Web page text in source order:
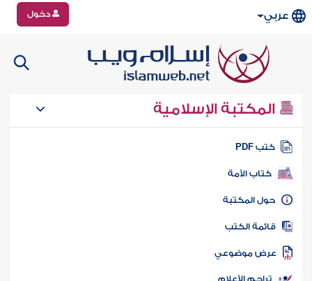
عربي دخول
المكتبة الإسلامية
كتب PDF
كتاب الأمة
المكتبة
الكتب